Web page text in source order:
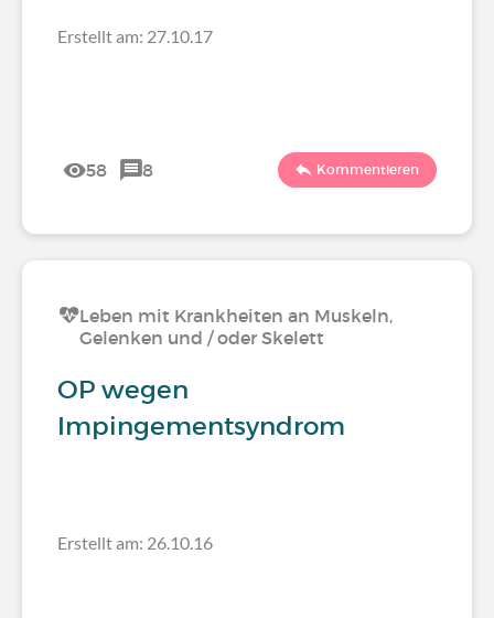
Erstellt am: 27.10.17
58 8 Kommentieren
Leben mit Krankheiten an Muskeln,
Gelenken und / oder Skelett
OP wegen
Impingementsyndrom
Erstellt am: 26.10.16